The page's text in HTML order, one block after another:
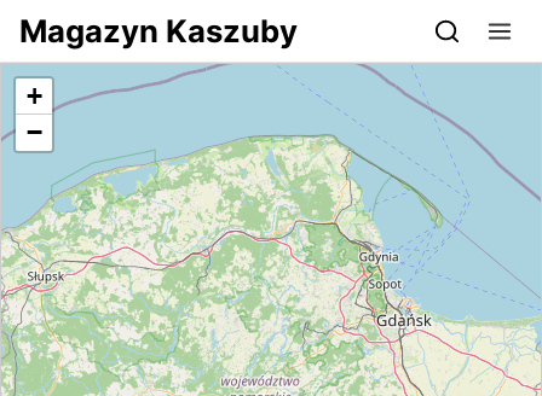
Przejdź do serwisu magazynkaszuby.pl
Magazyn Kaszuby
+
−